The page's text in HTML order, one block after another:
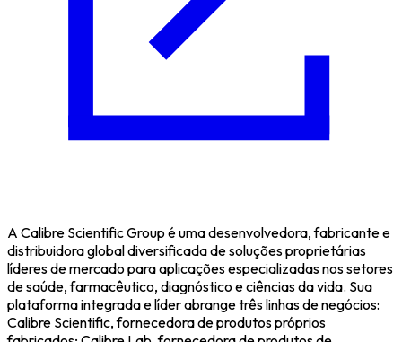
A Calibre Scientific Group é uma desenvolvedora, fabricante e
distribuidora global diversificada de soluções proprietárias
líderes de mercado para aplicações especializadas nos setores
de saúde, farmacêutico, diagnóstico e ciências da vida. Sua
plataforma integrada e líder abrange três linhas de negócios:
Calibre Scientific, fornecedora de produtos próprios